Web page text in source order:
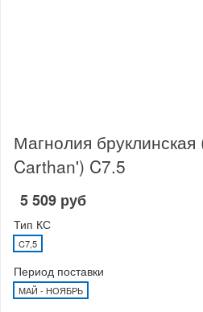
Магнолия бруклинская
Carthan') C7.5
5 509 руб
Тип КС
C7,5
Период поставки
МАЙ - НОЯБРЬ